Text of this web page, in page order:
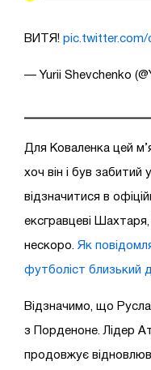
ВИТЯ! pic.twitter.com/
— Yurii Shevchenko
Для Коваленка цей
хоч він і був
відзначитися в
ексгравцеві
нескоро. Як
футболіст близький
Відзначимо, що
з Порденоне. Лідер
продовжує